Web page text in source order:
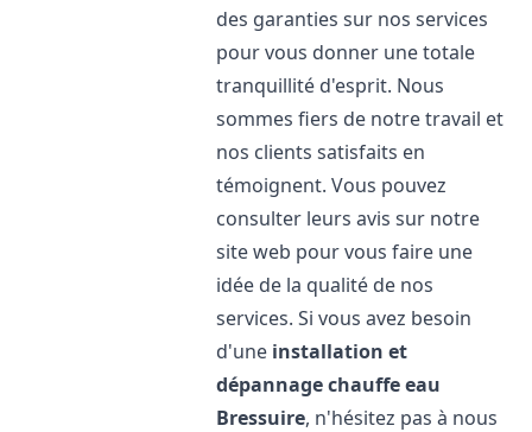
des garanties sur nos services
pour vous donner une totale
tranquillité d'esprit. Nous
sommes fiers de notre travail et
nos clients satisfaits en
témoignent. Vous pouvez
consulter leurs avis sur notre
site web pour vous faire une
idée de la qualité de nos
services. Si vous avez besoin
d'une installation et
dépannage chauffe eau
Bressuire, n'hésitez pas à nous